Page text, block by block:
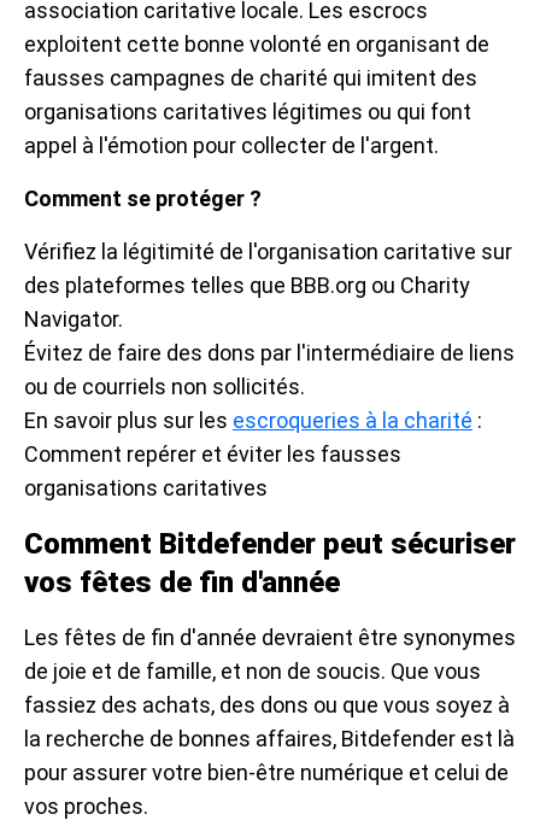
association caritative locale. Les escrocs
exploitent cette bonne volonté en organisant de
fausses campagnes de charité qui imitent des
organisations caritatives légitimes ou qui font
appel à l'émotion pour collecter de l'argent.
Comment se protéger ?
Vérifiez la légitimité de l'organisation caritative sur
des plateformes telles que BBB.org ou Charity
Navigator.
Évitez de faire des dons par l'intermédiaire de liens
ou de courriels non sollicités.
En savoir plus sur les escroqueries à la charité :
Comment repérer et éviter les fausses
organisations caritatives
Comment Bitdefender peut sécuriser
vos fêtes de fin d'année
Les fêtes de fin d'année devraient être synonymes
de joie et de famille, et non de soucis. Que vous
fassiez des achats, des dons ou que vous soyez à
la recherche de bonnes affaires, Bitdefender est là
pour assurer votre bien-être numérique et celui de
vos proches.